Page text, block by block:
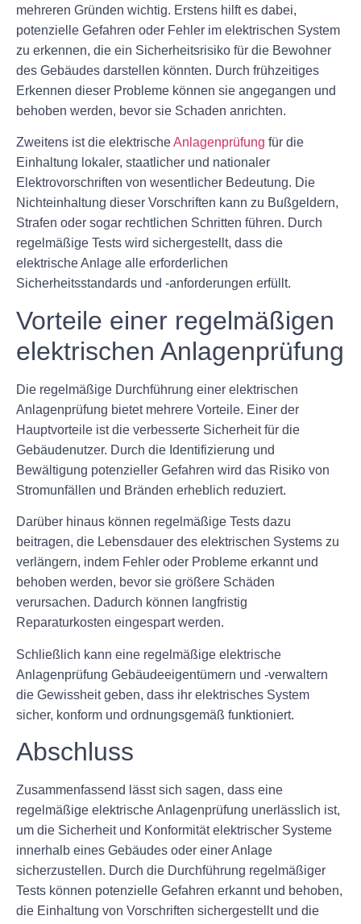
mehreren Gründen wichtig. Erstens hilft es dabei,
potenzielle Gefahren oder Fehler im elektrischen System
zu erkennen, die ein Sicherheitsrisiko für die Bewohner
des Gebäudes darstellen könnten. Durch frühzeitiges
Erkennen dieser Probleme können sie angegangen und
behoben werden, bevor sie Schaden anrichten.
Zweitens ist die elektrischeAnlagenprüfung für die
Einhaltung lokaler, staatlicher und nationaler
Elektrovorschriften von wesentlicher Bedeutung. Die
Nichteinhaltung dieser Vorschriften kann zu Bußgeldern,
Strafen oder sogar rechtlichen Schritten führen. Durch
regelmäßige Tests wird sichergestellt, dass die
elektrische Anlage alle erforderlichen
Sicherheitsstandards und -anforderungen erfüllt.
Vorteile einer regelmäßigen
elektrischen Anlagenprüfung
Die regelmäßige Durchführung einer elektrischen
Anlagenprüfung bietet mehrere Vorteile. Einer der
Hauptvorteile ist die verbesserte Sicherheit für die
Gebäudenutzer. Durch die Identifizierung und
Bewältigung potenzieller Gefahren wird das Risiko von
Stromunfällen und Bränden erheblich reduziert.
Darüber hinaus können regelmäßige Tests dazu
beitragen, die Lebensdauer des elektrischen Systems zu
verlängern, indem Fehler oder Probleme erkannt und
behoben werden, bevor sie größere Schäden
verursachen. Dadurch können langfristig
Reparaturkosten eingespart werden.
Schließlich kann eine regelmäßige elektrische
Anlagenprüfung Gebäudeeigentümern und -verwaltern
die Gewissheit geben, dass ihr elektrisches System
sicher, konform und ordnungsgemäß funktioniert.
Abschluss
Zusammenfassend lässt sich sagen, dass eine
regelmäßige elektrische Anlagenprüfung unerlässlich ist,
um die Sicherheit und Konformität elektrischer Systeme
innerhalb eines Gebäudes oder einer Anlage
sicherzustellen. Durch die Durchführung regelmäßiger
Tests können potenzielle Gefahren erkannt und behoben,
die Einhaltung von Vorschriften sichergestellt und die